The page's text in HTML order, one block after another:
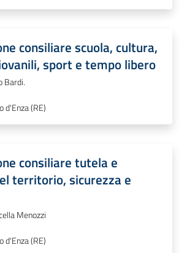
consiliare scuola, cultura,
sport e tempo libero
Bardi.
d'Enza (RE)
consiliare tutela e
territorio, sicurezza e
Menozzi
d'Enza (RE)